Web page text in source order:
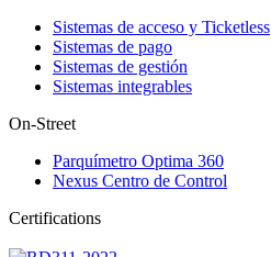
Sistemas de acceso y Ticketless
Sistemas de pago
Sistemas de gestión
Sistemas integrables
On-Street
Parquímetro Optima 360
Nexus Centro de Control
Certifications